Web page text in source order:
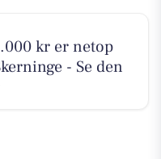
kr er netop
- Se den